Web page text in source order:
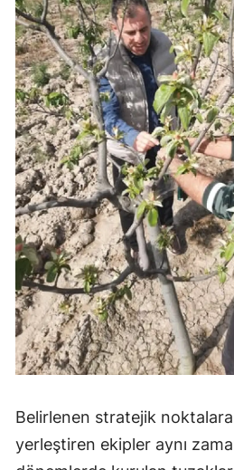
Belirlenen stratejik
yerleştiren ekipler aynı